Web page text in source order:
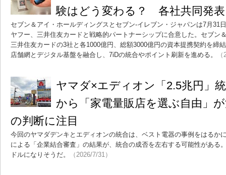
験はどう変わる？ 各社共同発表
セブン＆アイ・ホールディングスとセブン-イレブン・ジャパンは7月31
ヤフー、三井住友カードと戦略的パートナーシップに合意した。セブン
三井住友カードの3社と各1000億円、総額3000億円の資本提携契約を締
店舗網とデジタル基盤を融合し、7iDの統合やポイント刷新を進める。
ヤマダ×エディオン「2.5兆円」
から「家電量販店を選ぶ自由」
の判断に注目
今回のヤマダデンキとエディオンの統合は、ベスト電器の事例をはるか
による「企業結合審査」の結果が、統合の成否を左右する可能性がある
ドルになりそうだ。
（2026/7/31）